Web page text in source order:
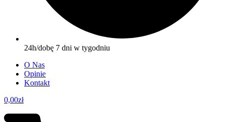
24h/dobę 7 dni w tygodniu
O Nas
Opinie
Kontakt
0,00zł